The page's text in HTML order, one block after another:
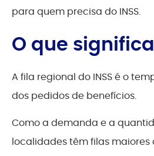
para quem precisa do INSS.
O que
A fila regional do INSS é o
dos pedidos de benefícios.
Como a demanda e a
localidades têm filas maiores